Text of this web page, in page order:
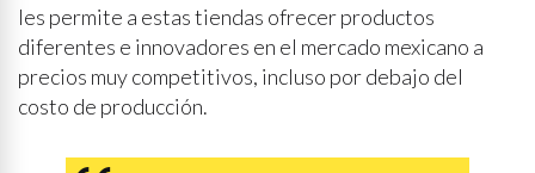
les permite a estas tiendas ofrecer productos
diferentes e innovadores en el mercado mexicano a
precios muy competitivos, incluso por debajo del
costo de producción.